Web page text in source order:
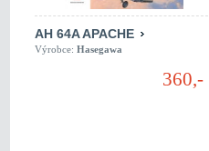
AH 64A APACHE
Výrobce: Hasegawa
360,-